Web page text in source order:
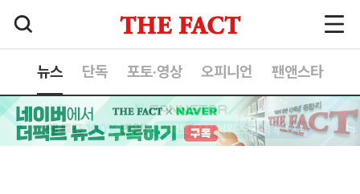
뉴스 단독 포토·영상 오피니언 팬앤스타